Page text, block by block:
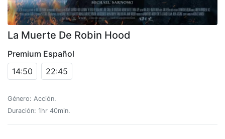
La Muerte De Robin Hood
Premium Español
14:50
22:45
Género: Acción.
Duración: 1hr 40min.